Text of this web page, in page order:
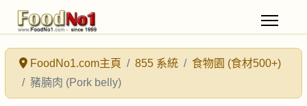
FoodNo1.com主頁 855 系統
食物園 (食材500+)
豬腩肉 (Pork belly)